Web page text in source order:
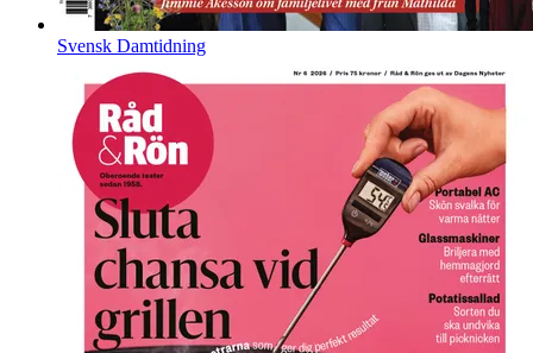
Svensk Damtidning